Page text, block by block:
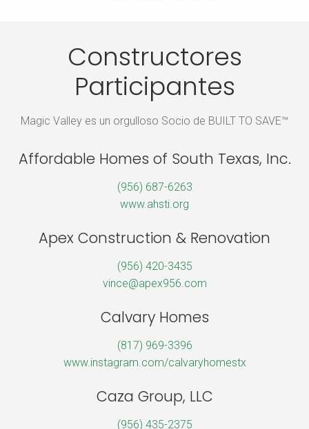
Constructores
Participantes
Magic Valley es un orgulloso Socio de BUILT TO SAVE™
Affordable Homes of South Texas, Inc.
(956) 687-6263
www.ahsti.org
Apex Construction & Renovation
(956) 420-3435
vince@apex956.com
Calvary Homes
(817) 969-3396
www.instagram.com/calvaryhomestx
Caza Group, LLC
(956) 435-2375